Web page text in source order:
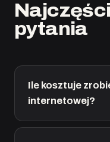
pytania
Ile kosztuje
internetowej?